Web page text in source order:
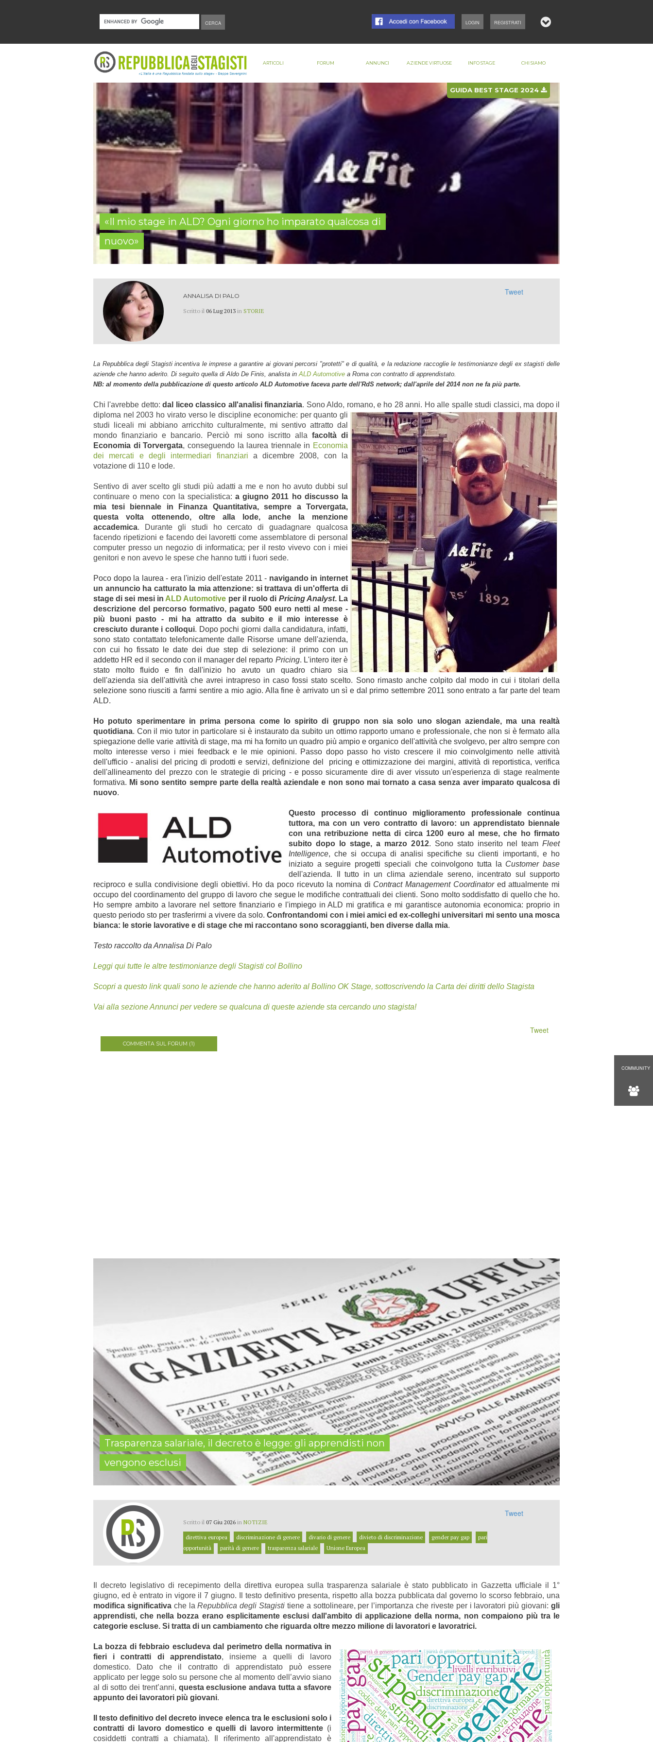
REGISTRATI
LOGIN
GUIDA BEST STAGE 2024
ARTICOLI FORUM ANNUNCI AZIENDE VIRTUOSE INFO STAGE CHI SIAMO
«Il mio stage in ALD? Ogni giorno ho imparato qualcosa di
nuovo»
ANNALISA DI PALO
Scritto il 06 Lug 2013 in STORIE
Tweet
La Repubblica degli Stagistiincentiva le imprese a garantire ai giovani percorsi "protetti" e di qualità , e la redazione raccoglie le testimonianze degli ex stagisti delle
aziende che hanno aderito. Di seguito quella di Aldo De Finis, analista in ALD Automotive a Roma con contratto di apprendistato.
NB: al momento della pubblicazione di questo articolo ALD Automotive faceva parte dell'RdS network; dall'aprile del 2014 non ne fa più parte.
Chi l'avrebbe detto:dal liceo classico all'analisi finanziaria. Sono Aldo, romano, e ho 28 anni. Ho alle spalle studi classici, ma dopo il
diploma nel 2003 ho virato verso le discipline economiche: per quanto gli
studi liceali mi abbiano arricchito culturalmente, mi sentivo attratto dal
mondo finanziario e bancario. Perciò mi sono iscritto alla facoltà di
Economia di Torvergata, conseguendo la laurea triennale in Economia
dei mercati e degli intermediari finanziari a dicembre 2008, con la
votazione di 110 e lode.
Sentivo di aver scelto gli studi più adatti a me e non ho avuto dubbi sul
continuare o meno con la specialistica:a giugno 2011 ho discusso la
mia tesi biennale in Finanza Quantitativa, sempre a Torvergata,
questa volta ottenendo, oltre alla lode, anche la menzione
accademica. Durante gli studi ho cercato di guadagnare qualcosa
facendo ripetizioni e facendo dei lavoretti come assemblatore di personal
computer presso un negozio di informatica; per il resto vivevo con i miei
genitori e non avevo le spese che hanno tutti i fuori sede.
Poco dopo la laurea - era l'inizio dell'estate 2011 - navigando in internet
un annuncio ha catturato la mia attenzione: si trattava di un'offerta di
stage di sei mesi in ALD Automotive per il ruolo di Pricing Analyst. La
descrizione del percorso formativo, pagato 500 euro netti al mese -
più buoni pasto - mi ha attratto da subito e il mio interesse è
cresciuto durante i colloqui. Dopo pochi giorni dalla candidatura, infatti,
sono stato contattato telefonicamente dalle Risorse umane dell'azienda,
con cui ho fissato le date dei due step di selezione: il primo con un
addetto HR ed il secondo con il manager del reparto Pricing. L'intero iter è
stato molto fluido e fin dall'inizio ho avuto un quadro chiaro sia
dell'azienda sia dell'attività che avrei intrapreso in caso fossi stato scelto. Sono rimasto anche colpito dal modo in cui i titolari della
selezione sono riusciti a farmi sentire a mio agio. Alla fine è arrivato un sì e dal primo settembre 2011 sono entrato a far parte del team
ALD.
Ho potuto sperimentare in prima persona come lo spirito di gruppo non sia solo uno slogan aziendale, ma una realtà
quotidiana. Con il mio tutor in particolare si è instaurato da subito un ottimo rapporto umano e professionale, che non si è fermato alla
spiegazione delle varie attività di stage, ma mi ha fornito un quadro più ampio e organico dell'attività che svolgevo, per altro sempre con
molto interesse verso i miei feedback e le mie opinioni. Passo dopo passo ho visto crescere il mio coinvolgimento nelle attività
dell'ufficio - analisi del pricing di prodotti e servizi, definizione del pricing e ottimizzazione dei margini, attività di reportistica, verifica
dell'allineamento del prezzo con le strategie di pricing - e posso sicuramente dire di aver vissuto un'esperienza di stage realmente
formativa. Mi sono sentito sempre parte della realtà aziendale e non sono mai tornato a casa senza aver imparato qualcosa di
nuovo.
Questo processo di continuo miglioramento professionale continua
tuttora, ma con un vero contratto di lavoro: un apprendistato biennale
con una retribuzione netta di circa 1200 euro al mese, che ho firmato
subito dopo lo stage, a marzo 2012. Sono stato inserito nel team Fleet
Intelligence, che si occupa di analisi specifiche su clienti importanti, e ho
iniziato a seguire progetti speciali che coinvolgono tutta la Customer base
dell'azienda. Il tutto in un clima aziendale sereno, incentrato sul supporto
reciproco e sulla condivisione degli obiettivi. Ho da poco ricevuto la nomina di Contract Management Coordinatored attualmente mi
occupo del coordinamento del gruppo di lavoro che segue le modifiche contrattuali dei clienti. Sono molto soddisfatto di quello che ho.
Ho sempre ambito a lavorare nel settore finanziario e l'impiego in ALD mi gratifica e mi garantisce autonomia economica: proprio in
questo periodo sto per trasferirmi a vivere da solo.Confrontandomi con i miei amici ed ex-colleghi universitari mi sento una mosca
bianca: le storie lavorative e di stage che mi raccontano sono scoraggianti, ben diverse dalla mia.
Testo raccolto da Annalisa Di Palo
Leggi qui tutte le altre testimonianze degli Stagisti col Bollino
Scopri a questo link quali sono le aziende che hanno aderito al Bollino OK Stage, sottoscrivendo la Carta dei diritti dello Stagista
Vai alla sezione Annunci per vedere se qualcuna di queste aziende sta cercando uno stagista!
COMMENTA SUL FORUM (1)
Tweet
COMMUNITY
Trasparenza salariale, il decreto è legge: gli apprendisti non
vengono esclusi
Scritto il 07 Giu 2026 in NOTIZIE
direttiva europea discriminazione di genere divario di genere divieto di discriminazione gender pay gap
pari
opportunità
parità di genere trasparenza salariale Unione Europea
Tweet
Il decreto legislativo di recepimento della direttiva europea sulla trasparenza salariale è stato pubblicato in Gazzetta ufficiale il 1°
giugno, ed è entrato in vigore il 7 giugno. Il testo definitivo presenta, rispetto alla bozza pubblicata dal governo lo scorso febbraio, una
modifica significativache laRepubblica degli Stagisti tiene a sottolineare, per l’importanza che riveste per i lavoratori più giovani: gli
apprendisti, che nella bozza erano esplicitamente esclusi dall'ambito di applicazione della norma, non compaiono più tra le
categorie escluse. Si tratta di un cambiamento che riguarda oltre mezzo milione di lavoratori e lavoratrici.
La bozza di febbraio escludeva dal perimetro della normativa in
fieri i contratti di apprendistato, insieme a quelli di lavoro
domestico. Dato che il contratto di apprendistato può essere
applicato per legge solo su persone che al momento dell’avvio siano
al di sotto dei trent’anni, questa esclusione andava tutta a sfavore
appunto dei lavoratori più giovani.
Il testo definitivo del decreto invece elenca tra le esclusioni solo i
contratti di lavoro domestico e quelli di lavoro intermittente (i
cosiddetti contratti a chiamata). Il riferimento all'apprendistato è